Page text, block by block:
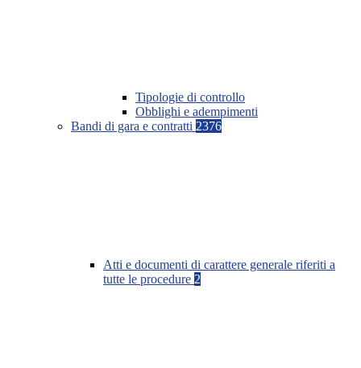
Tipologie di controllo
Obblighi e adempimenti
Bandi di gara e contratti 2376
Atti e documenti di carattere generale riferiti a
tutte le procedure 2